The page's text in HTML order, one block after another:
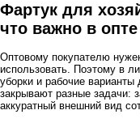
Фартук для
что важно в опте
Оптовому покупателю
использовать. Поэтому в
уборки и рабочие
закрывают разные задачи:
аккуратный внешний вид